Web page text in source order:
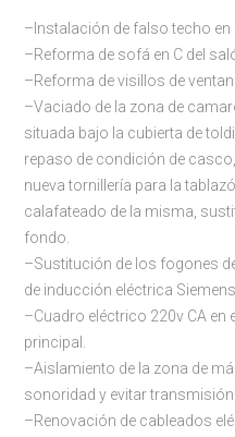
–Instalación de falso techo en
–Reforma de sofá en C del
–Reforma de visillos de
–Vaciado de la zona de
situada bajo la cubierta de
repaso de condición de casco,
nueva tornillería para la
calafateado de la misma,
fondo.
–Sustitución de los fogones
de inducción eléctrica Siemens.
–Cuadro eléctrico 220v CA
principal.
–Aislamiento de la zona de
sonoridad y evitar
–Renovación de cableados